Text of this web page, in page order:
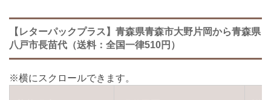
【レターパックプラス】青森県青森市大野片岡から青森県
八戸市長苗代（送料：全国一律510円）